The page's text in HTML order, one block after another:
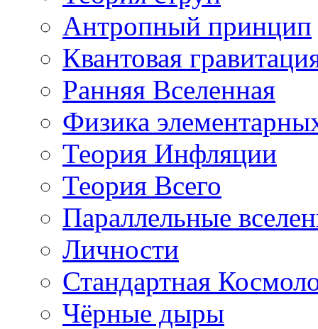
Антропный принцип
Квантовая
Ранняя Вселенная
Физика
Теория Инфляции
Теория Всего
Параллельные
Личности
Стандартная
Чёрные дыры